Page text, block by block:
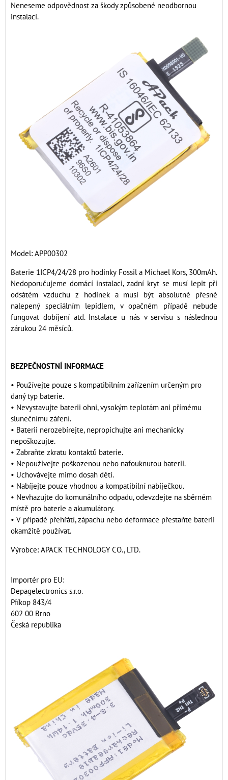
Neneseme odpovědnost za škody způsobené neodbornou
instalací.
Model: APP00302
Baterie 1ICP4/24/28 pro hodinky Fossil a Michael Kors, 300mAh.
Nedoporučujeme domácí instalaci, zadní kryt se musí lepit při
odsátém vzduchu z hodinek a musí být absolutně přesně
nalepený speciálním lepidlem, v opačném případě nebude
fungovat dobíjení atd. Instalace u nás v servisu s následnou
zárukou 24 měsíců.
BEZPEČNOSTNÍ INFORMACE
• Používejte pouze s kompatibilním zařízením určeným pro
daný typ baterie.
• Nevystavujte baterii ohni, vysokým teplotám ani přímému
slunečnímu záření.
• Baterii nerozebírejte, nepropichujte ani mechanicky
nepoškozujte.
• Zabraňte zkratu kontaktů baterie.
• Nepoužívejte poškozenou nebo nafouknutou baterii.
• Uchovávejte mimo dosah dětí.
• Nabíjejte pouze vhodnou a kompatibilní nabíječkou.
• Nevhazujte do komunálního odpadu, odevzdejte na sběrném
místě pro baterie a akumulátory.
• V případě přehřátí, zápachu nebo deformace přestaňte baterii
okamžitě používat.
Výrobce: APACK TECHNOLOGY CO., LTD.
Importér pro EU:
Depagelectronics s.r.o.
Příkop 843/4
602 00 Brno
Česká republika